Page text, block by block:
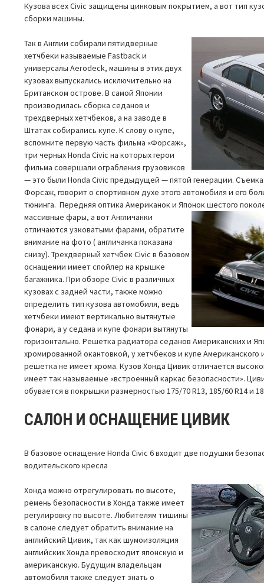
Кузова всех Civic защищены цинковым покрытием, а вот тип
сборки машины.
Так в Англии собирали пятидверные
хетчбеки называемые Fastback и
универсалы Aerodeck, машины в этих двух
кузовах выпускались исключительно на
Британском острове. В самой Японии
производилась сборка седанов и
трехдверных хетчбеков, а на заводе в
Штатах собирались купе. К слову о купе,
вспомните первую часть фильма «Форсаж»,
три черных Honda Civic на которых герои
фильма совершали ограбления грузовиков
— это были Honda Civic предыдущей — пятой генерации.
Форсаж, говорит о спортивном духе этого автомобиля и его
тюнинга. Передняя оптика Американок и Японок шестого
массивные фары,а вот Англичанки
отличаются узковатыми фарами, обратите
внимание на фото ( англичанка показана
снизу). Трехдверный хетчбек Civic в базовом
оснащении имеет спойлер на крышке
багажника. При обзоре Civic в различных
кузовах с задней части, также можно
определить тип кузова автомобиля, ведь
хетчбеки имеют вертикально вытянутые
фонари, а у седана и купе фонари вытянуты
горизонтально. Решетка радиатора седанов Американских и
хромированной окантовкой, у хетчбеков и купе Американского
решетка не имеет хрома. Кузов Хонда Цивик отличается
имеет так называемые «встроенный каркас безопасности».
обувается в покрышки размерностью 175/70 R13, 185/60 R14 и
САЛОН И ОСНАЩЕНИЕ ЦИВИК
В базовое оснащение Honda Civic 6 входит две подушки
водительского кресла
Хонда можно отрегулировать по высоте,
ремень безопасности в Хонда также имеет
регулировку по высоте. Любителям тишины
в салоне следует обратить внимание на
английский Цивик, так как шумоизоляция
английских Хонда превосходит японскую и
американскую. Будущим владельцам
автомобиля также следует знать о